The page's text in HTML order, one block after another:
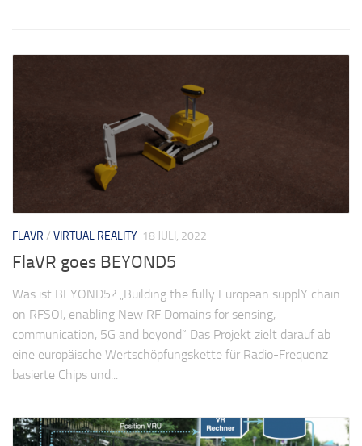
FLAVR / VIRTUAL REALITY 18 JULI, 2022
FlaVR goes BEYOND5
Was ist BEYOND5? „Building the fully European supplY chain
on RFSOI, enabling New RF Domains for sensing,
communication, 5G and beyond“ Das Projekt zielt darauf ab
eine europäische Wertschöpfungskette für Radio-Frequenz
basierte Chips und...